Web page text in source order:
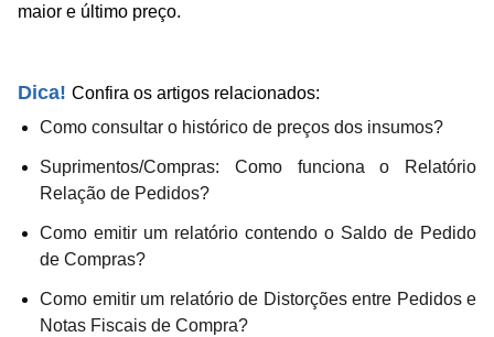
maior e último preço.
Dica! Confira os artigos relacionados:
Como consultar o histórico de preços dos insumos?
Suprimentos/Compras: Como funciona o Relatório
Relação de Pedidos?
Como emitir um relatório contendo o Saldo de Pedido
de Compras?
Como emitir um relatório de Distorções entre Pedidos e
Notas Fiscais de Compra?